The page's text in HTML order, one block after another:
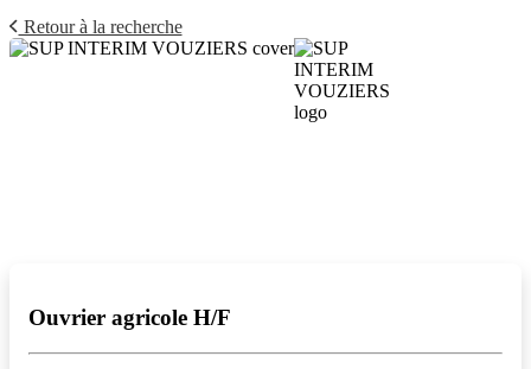
Retour à la recherche
Ouvrier agricole H/F